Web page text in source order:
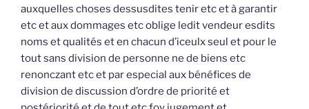
auxquelles choses dessusdites tenir etc et à garantir
etc et aux dommages etc oblige ledit vendeur esdits
noms et qualités et en chacun d’iceulx seul et pour le
tout sans division de personne ne de biens etc
renonczant etc et par especial aux bénéfices de
division de discussion d’ordre de priorité et